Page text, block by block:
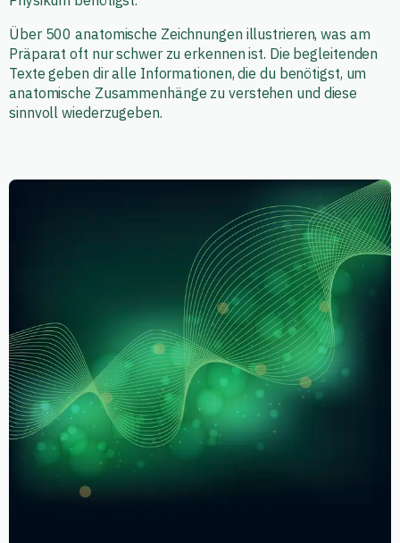
Über 500 anatomische Zeichnungen illustrieren, was am
Präparat oft nur schwer zu erkennen ist. Die begleitenden
Texte geben dir alle Informationen, die du benötigst, um
anatomische Zusammenhänge zu verstehen und diese
sinnvoll wiederzugeben.